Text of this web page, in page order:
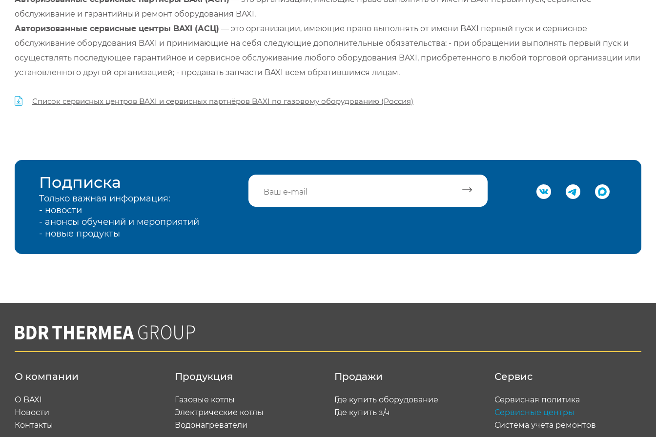
обслуживание и гарантийный ремонт оборудования BAXI.
Авторизованные сервисные центры BAXI (АСЦ) — это организации, имеющие право выполнять от имени BAXI первый пуск и сервисное
обслуживание оборудования BAXI и принимающие на себя следующие дополнительные обязательства: - при обращении выполнять первый пуск и
осуществлять последующее гарантийное и сервисное обслуживание любого оборудования BAXI, приобретенного в любой торговой организации или
установленного другой организацией; - продавать запчасти BAXI всем обратившимся лицам.
Список сервисных центров BAXI и сервисных партнёров BAXI по газовому оборудованию (Россия)
Подписка
Только важная информация:
- новости
- анонсы обучений и мероприятий
- новые продукты
О компании
О BAXI
Новости
Контакты
Продукция
Газовые котлы
Электрические котлы
Водонагреватели
Продажи
Где купить оборудование
Где купить з/ч
Сервис
Сервисная политика
Сервисные центры
Система учета ремонтов